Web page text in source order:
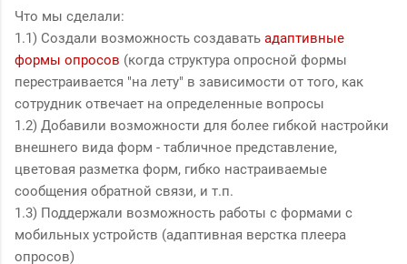
Что мы сделали:
1.1) Создали возможность создавать адаптивные
формы опросов (когда структура опросной формы
перестраивается "на лету" в зависимости от того, как
сотрудник отвечает на определенные вопросы
1.2) Добавили возможности для более гибкой настройки
внешнего вида форм - табличное представление,
цветовая разметка форм, гибко настраиваемые
сообщения обратной связи, и т.п.
1.3) Поддержали возможность работы с формами с
мобильных устройств (адаптивная верстка плеера
опросов)